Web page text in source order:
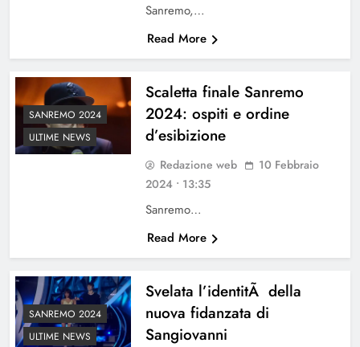
Sanremo,…
Read More
SANREMO 2024
ULTIME NEWS
Scaletta finale Sanremo
2024: ospiti e ordine
d’esibizione
Redazione web
10 Febbraio
2024 • 13:35
Sanremo…
Read More
SANREMO 2024
ULTIME NEWS
Svelata l’identitÃ della
nuova fidanzata di
Sangiovanni